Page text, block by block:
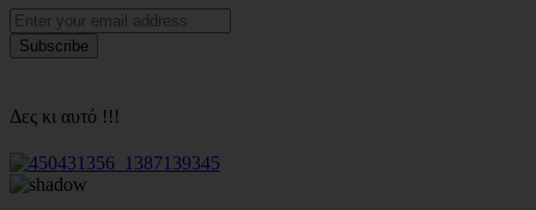
Δες κι αυτό !!!